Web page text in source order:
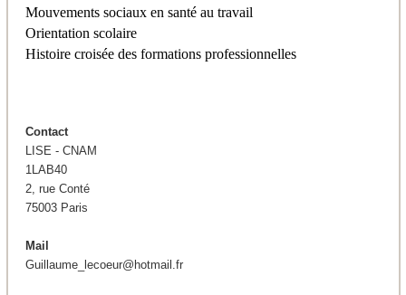
Mouvements sociaux en santé au travail
Orientation scolaire
Histoire croisée des formations professionnelles
Contact
LISE - CNAM
1LAB40
2, rue Conté
75003 Paris
Mail
Guillaume_lecoeur@hotmail.fr